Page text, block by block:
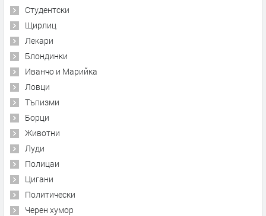
Студентски
Щирлиц
Лекари
Блондинки
Иванчо и Марийка
Ловци
Тъпизми
Борци
Животни
Луди
Полицаи
Цигани
Политически
Черен хумор